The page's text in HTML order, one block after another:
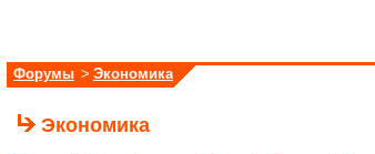
Форумы > Экономика
Экономика